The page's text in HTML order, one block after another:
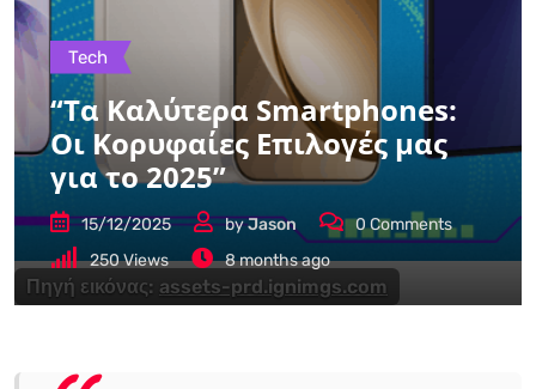
Πηγή εικόνας: assets-prd.ignimgs.com
Tech
“Τα Καλύτερα Smartphones:
Οι Κορυφαίες Επιλογές μας
για το 2025”
15/12/2025 byJason 0Comments
250Views 8 months ago